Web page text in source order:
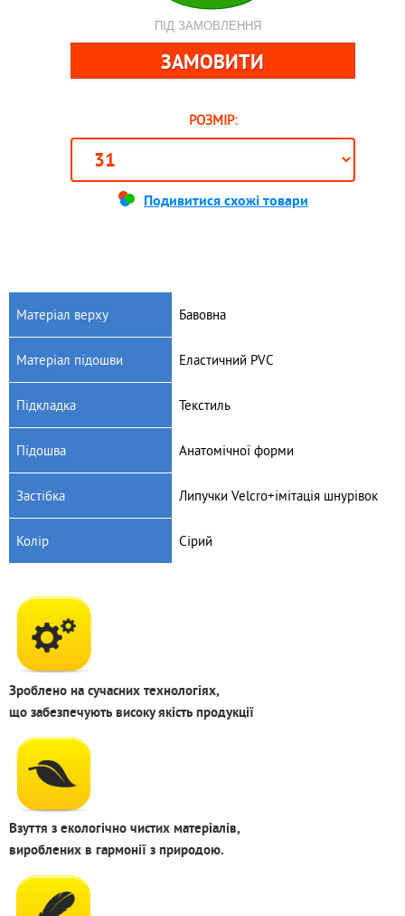
ПІД ЗАМОВЛЕННЯ
РОЗМІР:
Подивитися схожі товари
Матеріал верху Бавовна
Матеріал підошви Еластичний PVC
Підкладка Текстиль
Підошва Анатомічної форми
Застібка Липучки Velсro+імітація шнурівок
Колір Сірий
Зроблено на сучасних технологіях,
що забезпечують високу якість продукції
Взуття з екологічно чистих матеріалів,
вироблених в гармонії з природою.